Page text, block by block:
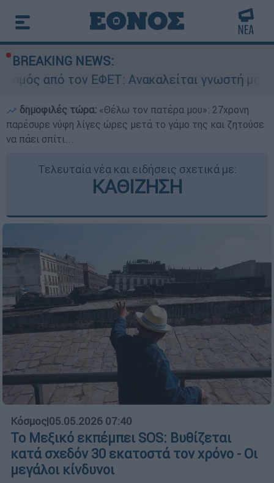
BREAKING NEWS:
ΕΦΕΤ: Ανακαλείται γνωστή μαρμελάδα -
δημοφιλές τώρα: «Θέλω τον πατέρα μου»: 27χρονη
παρέσυρε νύφη λίγες ώρες μετά το γάμο της και ζητούσε
να πάει σπίτι...
Τελευταία νέα και ειδήσεις σχετικά με:
ΚΑΘΙΖΗΣΗ
Κόσμος|05.05.2026 07:40
Το Μεξικό εκπέμπει SOS: Βυθίζεται
κατά σχεδόν 30 εκατοστά τον χρόνο - Οι
μεγάλοι κίνδυνοι